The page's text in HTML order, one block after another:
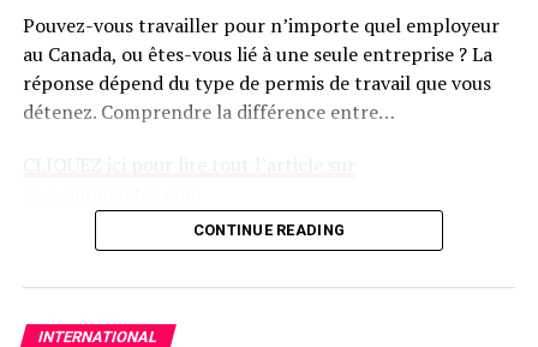
Pouvez-vous travailler pour n’importe quel employeur
au Canada, ou êtes-vous lié à une seule entreprise ? La
réponse dépend du type de permis de travail que vous
détenez. Comprendre la différence entre…
Rejoindre notre chaîne télégram pour avoir les
CONTINUE READING
INTERNATIONAL